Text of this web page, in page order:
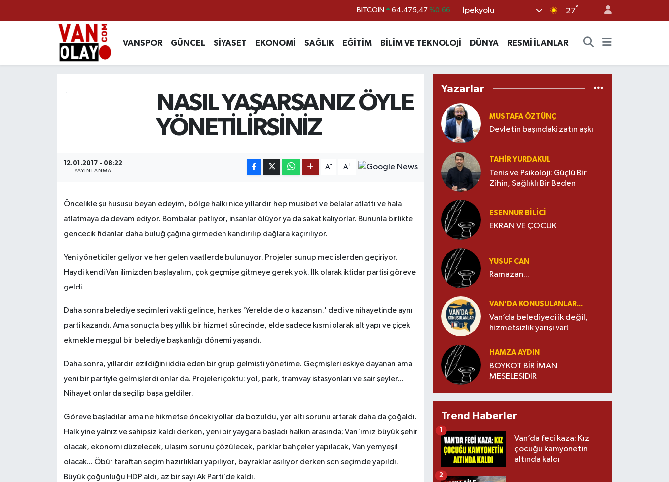
BITCOIN 64.475,47 %0.66
EURO 55,0700 %0.1
STERLİN 64,2438 %0.21
BİST100
İpekyolu 27°
VANSPOR GÜNCEL SİYASET EKONOMİ SAĞLIK EĞİTİM BİLİM VE TEKNOLOJİ DÜNYA RESMİ İLANLAR
NASIL YAŞARSANIZ ÖYLE
YÖNETİLİRSİNİZ
12.01.2017 - 08:22
YAYINLANMA
A- A+
Öncelikle şu hususu beyan edeyim, bölge halkı nice yıllardır hep musibet ve belalar atlattı ve hala
atlatmaya da devam ediyor. Bombalar patlıyor, insanlar ölüyor ya da sakat kalıyorlar. Bununla birlikte
gencecik fidanlar daha buluğ çağına girmeden kandırılıp dağlara kaçırılıyor.
Yeni yöneticiler geliyor ve her gelen vaatlerde bulunuyor. Projeler sunup meclislerden geçiriyor.
Haydi kendi Van ilimizden başlayalım, çok geçmişe gitmeye gerek yok. İlk olarak iktidar partisi göreve
geldi.
Daha sonra belediye seçimleri vakti gelince, herkes 'Yerelde de o kazansın.' dedi ve nihayetinde aynı
parti kazandı. Ama sonuçta beş yıllık bir hizmet sürecinde, elde sadece kısmi olarak alt yapı ve çiçek
ekmekle meşgul bir belediye başkanlığı dönemi yaşandı.
Daha sonra, yıllardır ezildiğini iddia eden bir grup gelmişti yönetime. Geçmişleri eskiye dayanan ama
yeni bir partiyle gelmişlerdi onlar da. Projeleri çoktu: yol, park, tramvay istasyonları ve sair şeyler...
Nihayet onlar da seçilip başa geldiler.
Göreve başladılar ama ne hikmetse önceki yollar da bozuldu, yer altı sorunu artarak daha da çoğaldı.
Halk yine yalnız ve sahipsiz kaldı derken, yeni bir yaygara başladı halkın arasında; Van'ımız büyük şehir
olacak, ekonomi düzelecek, ulaşım sorunu çözülecek, parklar bahçeler yapılacak, Van yemyeşil
olacak... Öbür taraftan seçim hazırlıkları yapılıyor, bayraklar asılıyor derken son seçimde yapıldı.
Büyük çoğunluğu HDP aldı, az bir sayı Ak Parti'de kaldı.
Yazarlar
MUSTAFA ÖZTÜNÇ
Devletin başındaki zatın aşkı
TAHIR YURDAKUL
Tenis ve Psikoloji: Güçlü Bir
Zihin, Sağlıklı Bir Beden
ESENNUR BİLİCİ
EKRAN VE ÇOCUK
YUSUF CAN
Ramazan...
VAN'DA KONUŞULANLAR...
Van’da belediyecilik değil,
hizmetsizlik yarışı var!
HAMZA AYDIN
BOYKOT BİR İMAN
MESELESİDİR
Trend Haberler
Van’da feci kaza: Kız
çocuğu kamyonetin
altında kaldı
1
2
Vanspor
RESMİ İLANLAR
Van Nöbetçi Eczaneler
Van Hava Durumu
Tüm Manşetler
Haber Arşivi